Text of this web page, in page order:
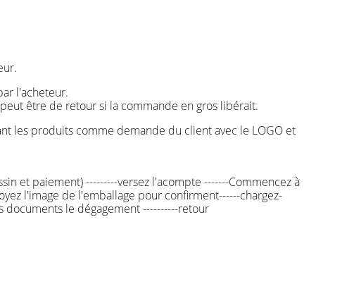
l'acheteur.
être de retour si la commande en gros libérait.
les produits comme demande du client avec le LOGO et
et paiement) ---------versez l'acompte -------Commencez à
l'image de l'emballage pour confirment------chargez-
documents le dégagement ----------retour